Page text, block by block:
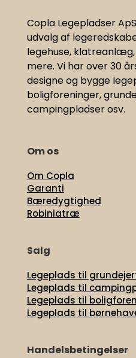
Copla Legepladser
udvalg af
legehuse,
mere. Vi harover 30
designe og bygge
boligforeninger,
campingpladser osv.
Om os
Om Copla
Garanti
Bæredygtighed
Robiniatræ
Salg
Legeplads til
Legeplads til
Legeplads til
Legeplads til
Handelsbetingelser